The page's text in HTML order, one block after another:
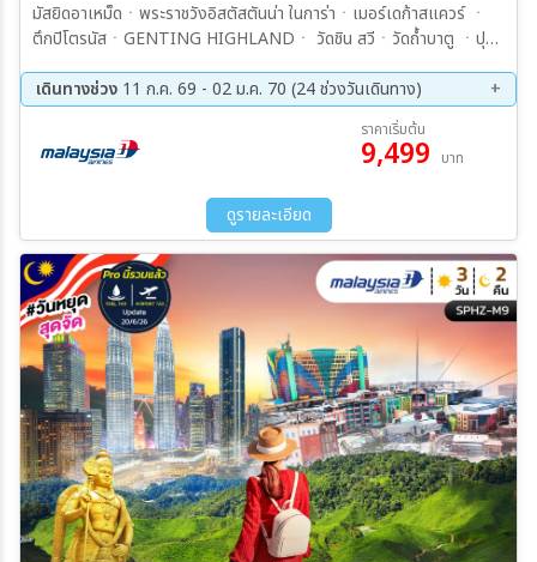
เฉพาะเทศกาล
ค้นหา
มัสยิดอาเหม็ดㆍพระราชวังอิสตัสตันน่า ในการ่าㆍเมอร์เดก้าสแควร์ ㆍ
ตึกปิโตรนัสㆍGENTING HIGHLANDㆍ วัดชิน สวีㆍวัดถ้ำบาตู ㆍปุ
เดินทางช่วง 11 ก.ค. 69 - 02 ม.ค. 70 (24 ช่วงวันเดินทาง)
15 ส.ค. 69 - 17 ส.ค. 69
22 ส.ค. 69 - 24 ส.ค. 69
29 ส.ค. 69 - 31 ส.ค. 69
05 ก.ย. 69 - 07 ก.ย. 69
12 ก.ย. 69 - 14 ก.ย. 69
26 ก.ย. 69 - 28 ก.ย. 69
10 ต.ค. 69 - 12 ต.ค. 69
17 ต.ค. 69 - 19 ต.ค. 69
23 ต.ค. 69 - 25 ต.ค. 69
24 ต.ค. 69 - 26 ต.ค. 69
31 ต.ค. 69 - 02 พ.ย. 69
07 พ.ย. 69 - 09 พ.ย. 69
14 พ.ย. 69 - 16 พ.ย. 69
21 พ.ย. 69 - 23 พ.ย. 69
05 ธ.ค. 69 - 07 ธ.ค. 69
10 ธ.ค. 69 - 12 ธ.ค. 69
19 ธ.ค. 69 - 21 ธ.ค. 69
26 ธ.ค. 69 - 28 ธ.ค. 69
30 ธ.ค. 69 - 01 ม.ค. 70
31 ธ.ค. 69 - 02 ม.ค. 70
ราคาเริ่มต้น
9,499 บาท
ดูรายละเอียด